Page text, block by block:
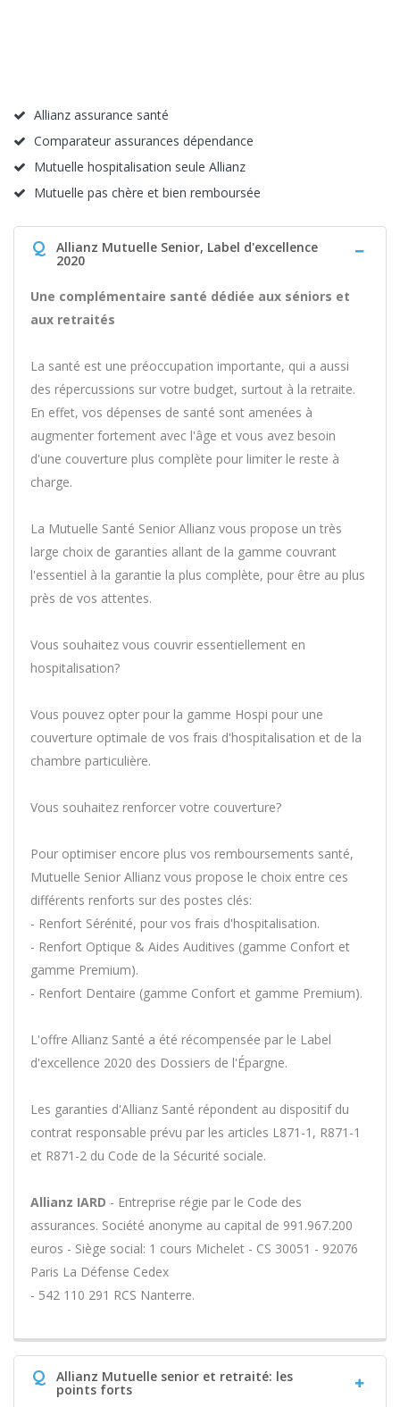
Allianz assurance santé
Comparateur assurances dépendance
Mutuelle hospitalisation seule Allianz
Mutuelle pas chère et bien remboursée
Q Allianz Mutuelle Senior, Label d'excellence
2020
Une complémentaire santé dédiée aux séniors et
aux retraités
La santé est une préoccupation importante, qui a aussi
des répercussions sur votre budget, surtout à la retraite.
En effet, vos dépenses de santé sont amenées à
augmenter fortement avec l'âge et vous avez besoin
d'une couverture plus complète pour limiter le reste à
charge.
La Mutuelle Santé Senior Allianz vous propose un très
large choix de garanties allant de la gamme couvrant
l'essentiel à la garantie la plus complète, pour être au plus
près de vos attentes.
Vous souhaitez vous couvrir essentiellement en
hospitalisation?
Vous pouvez opter pour la gamme Hospi pour une
couverture optimale de vos frais d'hospitalisation et de la
chambre particulière.
Vous souhaitez renforcer votre couverture?
Pour optimiser encore plus vos remboursements santé,
Mutuelle Senior Allianz vous propose le choix entre ces
différents renforts sur des postes clés:
- Renfort Sérénité, pour vos frais d'hospitalisation.
- Renfort Optique & Aides Auditives (gamme Confort et
gamme Premium).
- Renfort Dentaire (gamme Confort et gamme Premium).
L'offre Allianz Santé a été récompensée par le Label
d'excellence 2020 des Dossiers de l'Épargne.
Les garanties d'Allianz Santé répondent au dispositif du
contrat responsable prévu par les articles L871-1, R871-1
et R871-2 du Code de la Sécurité sociale.
Allianz IARD - Entreprise régie par le Code des
assurances. Société anonyme au capital de 991.967.200
euros - Siège social: 1 cours Michelet - CS 30051 - 92076
Paris La Défense Cedex
- 542 110 291 RCS Nanterre.
Q Allianz Mutuelle senior et retraité: les
points forts